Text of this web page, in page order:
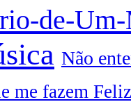
de-
Não
me fazem Feliz